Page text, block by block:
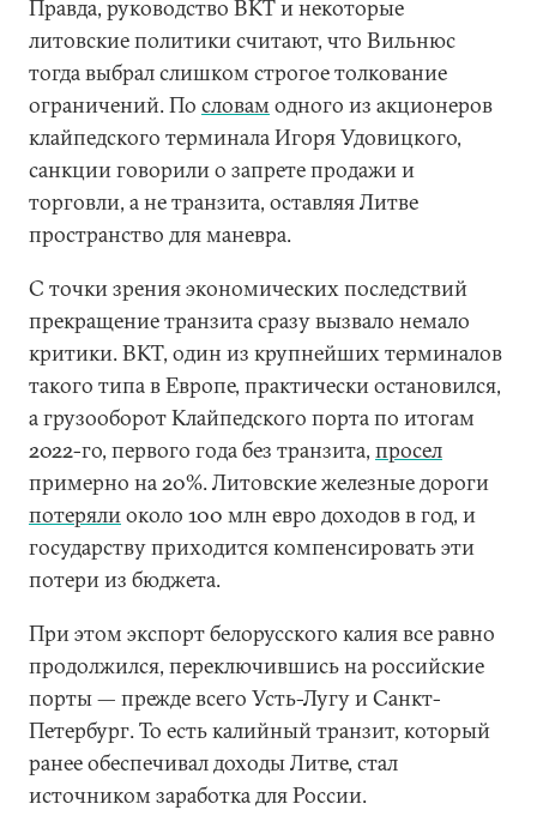
Правда, руководство BKT и некоторые
литовские политики считают, что Вильнюс
тогда выбрал слишком строгое толкование
ограничений. По словам одного из акционеров
клайпедского терминала Игоря Удовицкого,
санкции говорили о запрете продажи и
торговли, а не транзита, оставляя Литве
пространство для маневра.
С точки зрения экономических последствий
прекращение транзита сразу вызвало немало
критики. BKT, один из крупнейших терминалов
такого типа в Европе, практически остановился,
а грузооборот Клайпедского порта по итогам
2022-го, первого года без транзита, просел
примерно на 20%. Литовские железные дороги
потерялиоколо 100 млн евро доходов в год, и
государству приходится компенсировать эти
потери из бюджета.
При этом экспорт белорусского калия все равно
продолжился, переключившись на российские
порты — прежде всего Усть-Лугу и Санкт-
Петербург. То есть калийный транзит, который
ранее обеспечивал доходы Литве, стал
источником заработка для России.